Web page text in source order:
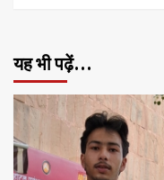
यह भी पढ़ें…